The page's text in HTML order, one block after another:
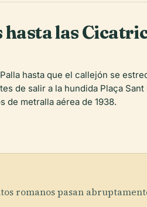
las
hasta que el callejón se
de salir a la hundida Plaça Sant
metralla aérea de 1938.
romanos pasan